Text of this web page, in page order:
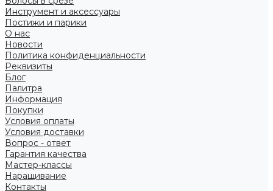
Инструмент и аксессуары
Постижи и парики
О нас
Новости
Политика конфиденциальности
Реквизиты
Блог
Палитра
Информация
Покупки
Условия оплаты
Условия доставки
Вопрос - ответ
Гарантия качества
Мастер-классы
Наращивание
Контакты